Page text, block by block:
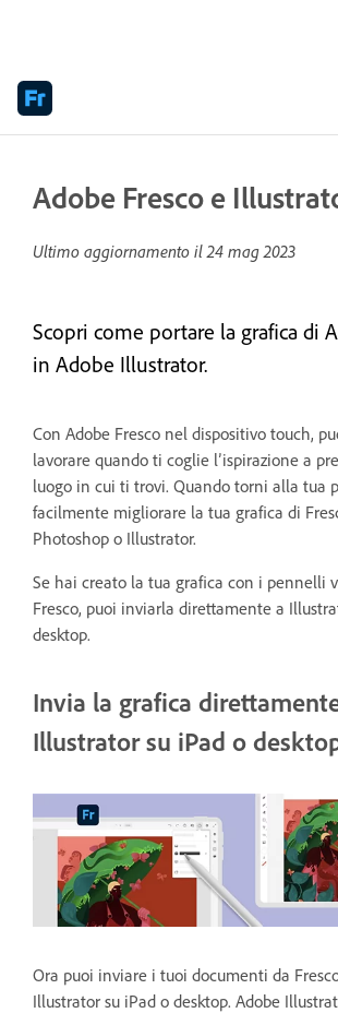
Adobe Fresco e
Ultimo aggiornamento il24 mag 2023
Scopri come portare la grafica di
in Adobe Illustrator.
Con Adobe Fresco nel dispositivo touch,
lavorare quando ti coglie l’ispirazione a
luogo in cui ti trovi. Quando torni alla tua
facilmente migliorare la tua grafica di
Photoshop o Illustrator.
Se hai creato la tua grafica con i pennelli
Fresco, puoi inviarla direttamente a
desktop.
Invia la grafica
Illustrator su iPad o
Ora puoi inviare i tuoi documenti da
Illustrator su iPad o desktop. Adobe